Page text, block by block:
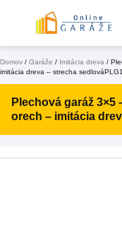
Domov / Garáže / Imitácia dreva /
imitácia dreva – strecha
Plechová garáž
orech – imitácia